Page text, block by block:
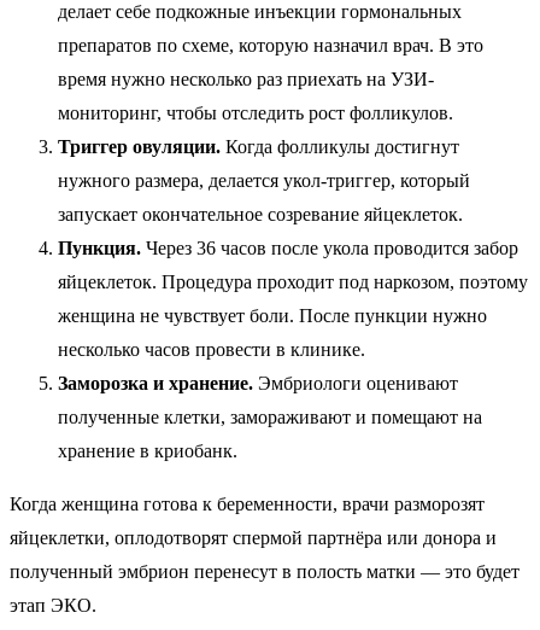
делает себе подкожные инъекции гормональных
препаратов по схеме, которую назначил врач. В это
время нужно несколько раз приехать на УЗИ-
мониторинг, чтобы отследить рост фолликулов.
Триггер овуляции. Когда фолликулы достигнут
нужного размера, делается укол-триггер, который
запускает окончательное созревание яйцеклеток.
Пункция. Через 36 часов после укола проводится забор
яйцеклеток. Процедура проходит под наркозом, поэтому
женщина не чувствует боли. После пункции нужно
несколько часов провести в клинике.
Заморозка и хранение. Эмбриологи оценивают
полученные клетки, замораживают и помещают на
хранение в криобанк.
Когда женщина готова к беременности, врачи разморозят
яйцеклетки, оплодотворят спермой партнёра или донора и
полученный эмбрион перенесут в полость матки — это будет
этап ЭКО.